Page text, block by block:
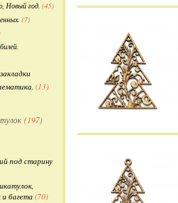
Новый год. (45)
(7)
(13)
(197)
под старину
багета (70)